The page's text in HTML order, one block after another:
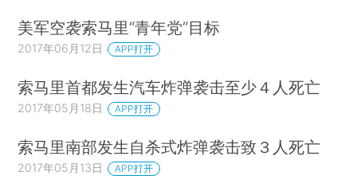
美军空袭索马里“青年党”目标
2017年06月12日 APP打开
索马里首都发生汽车炸弹袭击至少４人死亡
2017年05月18日 APP打开
索马里南部发生自杀式炸弹袭击致３人死亡
2017年05月13日 APP打开